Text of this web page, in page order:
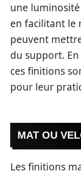
une
en facilitant le
peuvent
du support.
ces finitions
pour leur
MAT OU
Les finitions